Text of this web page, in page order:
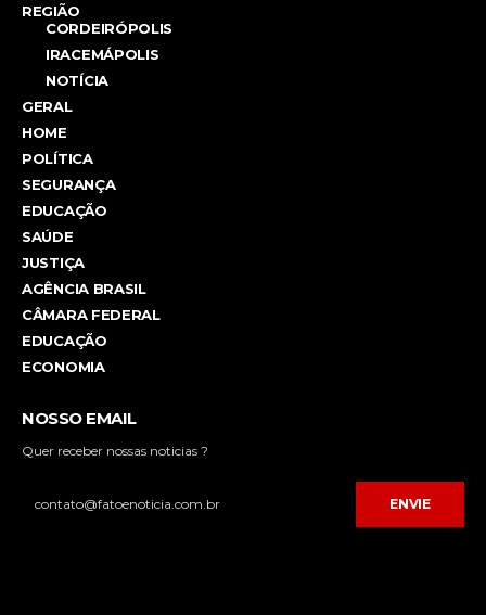
REGIÃO
CORDEIRÓPOLIS
IRACEMÁPOLIS
NOTÍCIA
GERAL
HOME
POLÍTICA
SEGURANÇA
EDUCAÇÃO
SAÚDE
JUSTIÇA
AGÊNCIA BRASIL
CÂMARA FEDERAL
EDUCAÇÃO
ECONOMIA
NOSSO EMAIL
Quer receber nossas noticias ?
ENVIE